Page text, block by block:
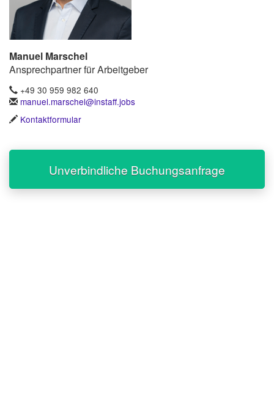
Manuel Marschel
Ansprechpartner für Arbeitgeber
+49 30 959 982 640
manuel.marschel@instaff.jobs
Kontaktformular
Unverbindliche Buchungsanfrage